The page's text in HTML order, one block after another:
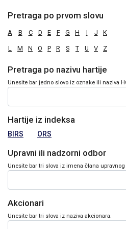
Pretraga po prvom slovu
A B C D E F G H I J K
L M N O P R S T U V Z
Pretraga po nazivu hartije
Unesite bar jedno slovo iz oznake ili naziva
Hartije iz indeksa
BIRS ORS
Upravni ili nadzorni odbor
Unesite bar tri slova iz imena člana
Akcionari
Unesite bar tri slova iz naziva akcionara.